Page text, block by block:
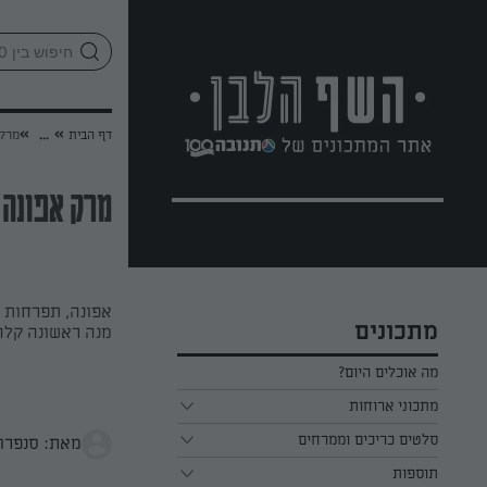
מתכונים
מה אוכלים היום?
מתכוני ארוחות
ארוחת בוקר
ארוחת צהריים
סלטים כריכים וממרחים
כל הסלטים כריכים וממרחים
תוספות
דף הבית »
...
»מרק
מרק אפונה ב-4
אפונה, תפרחות
מנה ראשונה
מאת: